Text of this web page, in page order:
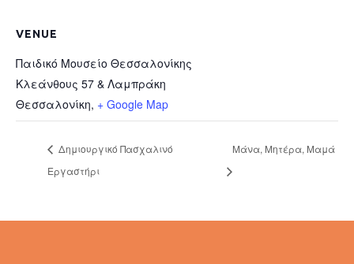
VENUE
Παιδικό Μουσείο Θεσσαλονίκης
Κλεάνθους 57 & Λαμπράκη
Θεσσαλονίκη, + Google Map
Δημιουργικό Πασχαλινό
Εργαστήρι
Μάνα, Μητέρα, Μαμά